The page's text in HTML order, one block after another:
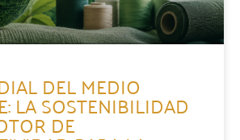
DEL MEDIO
LA SOSTENIBILIDAD
DE